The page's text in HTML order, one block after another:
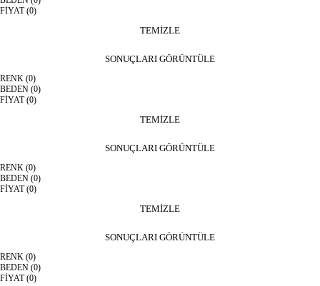
FİYAT(0)
TEMİZLE
SONUÇLARI GÖRÜNTÜLE
RENK (0)
BEDEN (0)
FİYAT(0)
TEMİZLE
SONUÇLARI GÖRÜNTÜLE
RENK (0)
BEDEN (0)
FİYAT(0)
TEMİZLE
SONUÇLARI GÖRÜNTÜLE
RENK (0)
BEDEN (0)
FİYAT(0)